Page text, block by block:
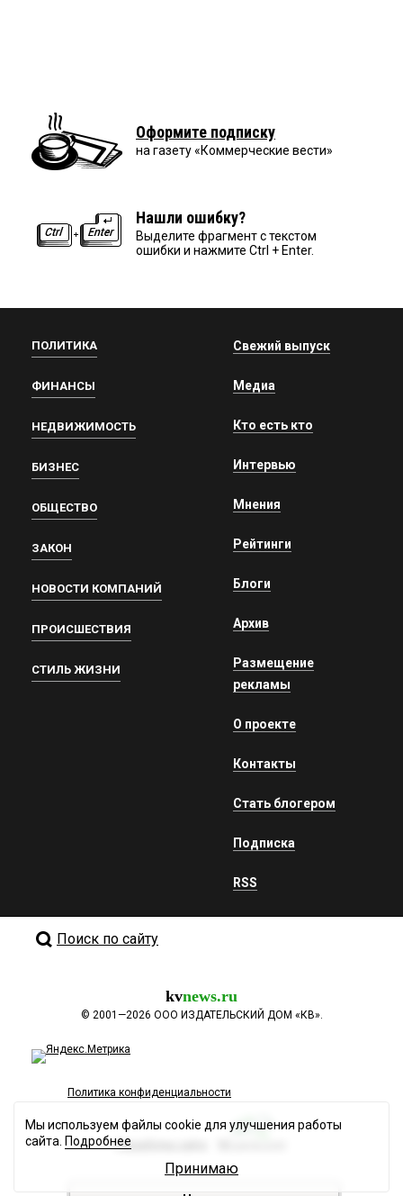
Оформите подписку
на газету «Коммерческие вести»
Нашли ошибку?
Выделите фрагмент с текстом
ошибки и нажмите Ctrl + Enter.
ПОЛИТИКА
ФИНАНСЫ
НЕДВИЖИМОСТЬ
БИЗНЕС
ОБЩЕСТВО
ЗАКОН
НОВОСТИ КОМПАНИЙ
ПРОИСШЕСТВИЯ
СТИЛЬ ЖИЗНИ
Свежий выпуск
Медиа
Кто есть кто
Интервью
Мнения
Рейтинги
Блоги
Архив
Размещение
рекламы
О проекте
Контакты
Стать блогером
Подписка
RSS
Поиск по сайту
kvnews.ru
© 2001—2026 ООО ИЗДАТЕЛЬСКИЙ ДОМ «КВ».
Политика конфиденциальности
Разработка сайта
Мы используем файлы cookie для улучшения работы
сайта. Подробнее
Принимаю